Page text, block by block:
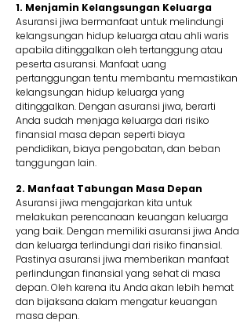
1. Menjamin Kelangsungan Keluarga
Asuransi jiwa bermanfaat untuk melindungi
kelangsungan hidup keluarga atau ahli waris
apabila ditinggalkan oleh tertanggung atau
peserta asuransi. Manfaat uang
pertanggungan tentu membantu memastikan
kelangsungan hidup keluarga yang
ditinggalkan. Dengan asuransi jiwa, berarti
Anda sudah menjaga keluarga dari risiko
finansial masa depan seperti biaya
pendidikan, biaya pengobatan, dan beban
tanggungan lain.
2. Manfaat Tabungan Masa Depan
Asuransi jiwa mengajarkan kita untuk
melakukan perencanaan keuangan keluarga
yang baik. Dengan memiliki asuransi jiwa Anda
dan keluarga terlindungi dari risiko finansial.
Pastinya asuransi jiwa memberikan manfaat
perlindungan finansial yang sehat di masa
depan. Oleh karena itu Anda akan lebih hemat
dan bijaksana dalam mengatur keuangan
masa depan.